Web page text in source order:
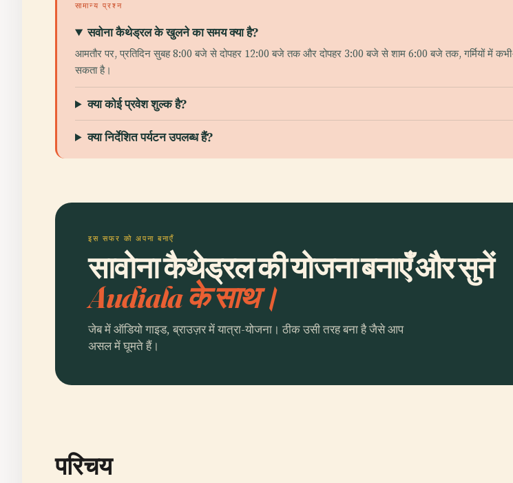
सामान्य प्रश्न
सवोना कैथेड्रल के खुलने का समय क्या है?
आमतौर पर, प्रतिदिन सुबह 8:00 बजे से दोपहर 12:00 बजे तक और दोपहर 3:00 बजे से शाम 6:00 बजे तक, गर्मियों में
सकता है।
क्या कोई प्रवेश शुल्क है?
क्या निर्देशित पर्यटन उपलब्ध हैं?
इस सफर को अपना बनाएँ
सावोना कैथेड्रल की योजना बनाएँ और सुनें
Audiala के साथ।
जेब में ऑडियो गाइड, ब्राउज़र में यात्रा-योजना। ठीक उसी तरह बना है जैसे आप
असल में घूमते हैं।
परिचय